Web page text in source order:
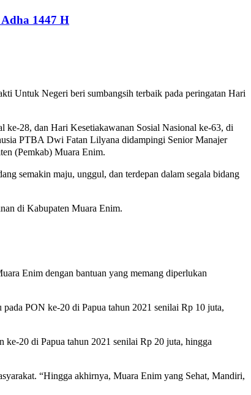
1447 H
Untuk Negeri beri sumbangsih terbaik pada peringatan Hari
28, dan Hari Kesetiakawanan Sosial Nasional ke-63, di
PTBA Dwi Fatan Lilyana didampingi Senior Manajer
(Pemkab) Muara Enim.
semakin maju, unggul, dan terdepan dalam segala bidang
di Kabupaten Muara Enim.
Enim dengan bantuan yang memang diperlukan
PON ke-20 di Papua tahun 2021 senilai Rp 10 juta,
ke-20 di Papua tahun 2021 senilai Rp 20 juta, hingga
“Hingga akhirnya, Muara Enim yang Sehat, Mandiri,